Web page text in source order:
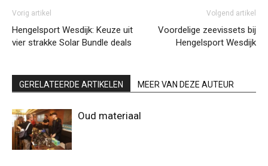
Vorig artikel
Hengelsport Wesdijk: Keuze uit
vier strakke Solar Bundle deals
Volgend artikel
Voordelige zeevissets bij
Hengelsport Wesdijk
GERELATEERDE ARTIKELEN MEER VAN DEZE AUTEUR
Oud materiaal